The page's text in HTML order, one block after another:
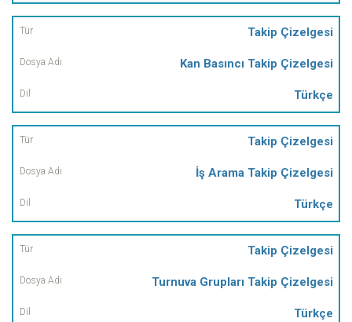
Takip Çizelgesi
Kan Basıncı Takip Çizelgesi
Türkçe
Takip Çizelgesi
İş Arama Takip Çizelgesi
Türkçe
Takip Çizelgesi
Turnuva Grupları Takip Çizelgesi
Türkçe